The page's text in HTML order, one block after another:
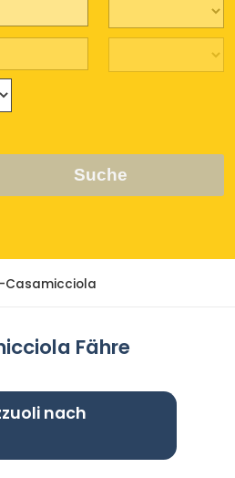
Suche
Casamicciola
Fähre
nach